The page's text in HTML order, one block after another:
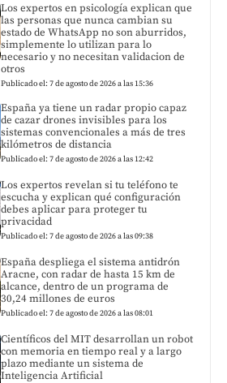
Los expertos en psicología explican que
las personas que nunca cambian su
estado de WhatsApp no son aburridos,
simplemente lo utilizan para lo
necesario y no necesitan validacion de
otros
Publicado el: 7 de agosto de 2026 a las 15:36
España ya tiene un radar propio capaz
de cazar drones invisibles para los
sistemas convencionales a más de tres
kilómetros de distancia
Publicado el: 7 de agosto de 2026 a las 12:42
Los expertos revelan si tu teléfono te
escucha y explican qué configuración
debes aplicar para proteger tu
privacidad
Publicado el: 7 de agosto de 2026 a las 09:38
España despliega el sistema antidrón
Aracne, con radar de hasta 15 km de
alcance, dentro de un programa de
30,24 millones de euros
Publicado el: 7 de agosto de 2026 a las 08:01
Científicos del MIT desarrollan un robot
con memoria en tiempo real y a largo
plazo mediante un sistema de
Inteligencia Artificial